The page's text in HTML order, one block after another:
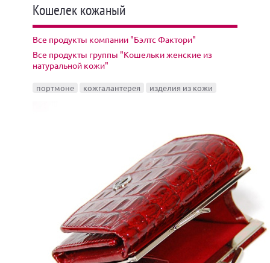
Кошелек кожаный
Все продукты компании "Бэлтс Фактори"
Все продукты группы "Кошельки женские из
натуральной кожи"
портмоне кожгалантерея изделия из кожи